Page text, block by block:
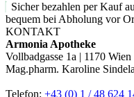
Sicher bezahlen per Kauf
bequem bei Abholung vor
KONTAKT
Armonia Apotheke
Vollbadgasse 1a | 1170 Wien
Mag.pharm. Karoline
Telefon: +43 (0) 1 / 48 624